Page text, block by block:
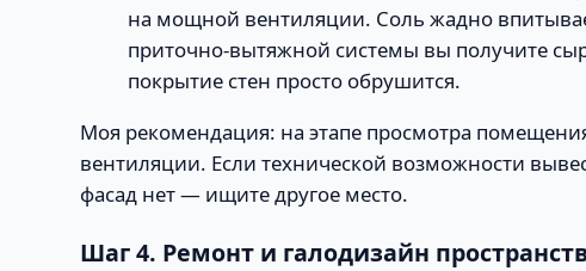
на мощной вентиляции. Соль жадно
приточно-вытяжной системы вы получите
покрытие стен просто обрушится.
Моя рекомендация: на этапе просмотра
вентиляции. Если технической возможности
фасад нет — ищите другое место.
Шаг 4. Ремонт и галодизайн